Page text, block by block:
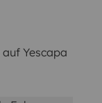
Yescapa